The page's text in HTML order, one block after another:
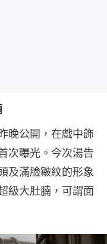
晚公開，在戲中飾
次曝光。今次湯告
及滿臉皺紋的形象
級大肚腩，可謂面